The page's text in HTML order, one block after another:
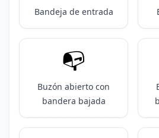
Bandeja de entrada
📭️
Buzón abierto con
bandera bajada